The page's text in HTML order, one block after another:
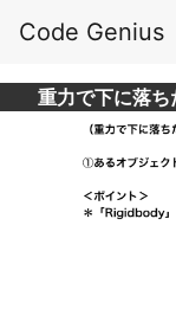
Code Genius
重力で下に落